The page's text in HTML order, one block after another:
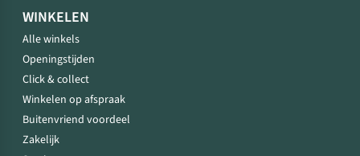
WINKELEN
Alle winkels
Openingstijden
Click & collect
Winkelen op afspraak
Buitenvriend voordeel
Zakelijk